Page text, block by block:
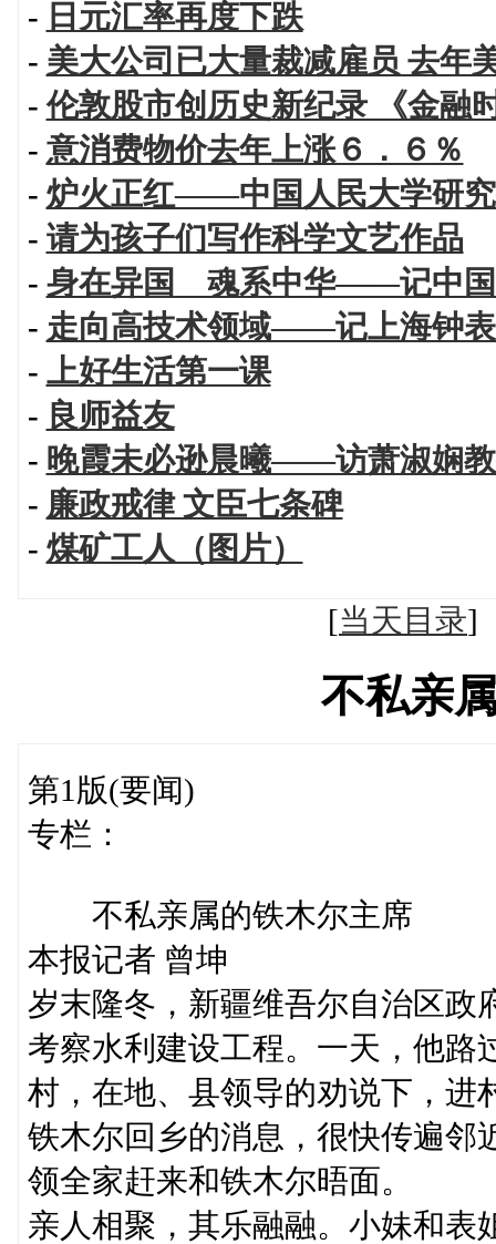
- 日元汇率再度下跌
- 美大公司已大量裁减雇员 去年
-伦敦股市创历史新纪录 《金融
- 意消费物价去年上涨６．６％
- 炉火正红——中国人民大学研
- 请为孩子们写作科学文艺作品
- 身在异国 魂系中华——记中国
- 走向高技术领域——记上海钟
- 上好生活第一课
- 良师益友
- 晚霞未必逊晨曦——访萧淑娴
- 廉政戒律 文臣七条碑
- 煤矿工人（图片）
[当天目录
不私亲
第1版(要闻)
专栏：
不私亲属的铁木尔主席
本报记者 曾坤
岁末隆冬，新疆维吾尔自治区政
考察水利建设工程。一天，他
村，在地、县领导的劝说下，进
铁木尔回乡的消息，很快传遍邻
领全家赶来和铁木尔晤面。
亲人相聚，其乐融融。小妹和表